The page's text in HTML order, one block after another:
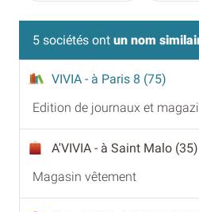
5 sociétés ont un nom
VIVIA - à Paris 8 (75)
Edition de journaux et
A'VIVIA - à Saint Malo (35)
Magasin vêtement